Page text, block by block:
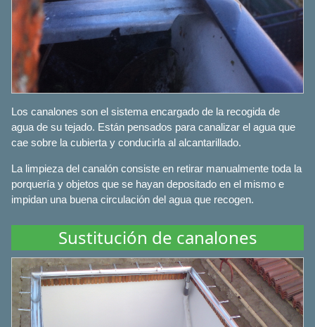
Los canalones son el sistema encargado de la recogida de
agua de su tejado. Están pensados para canalizar el agua que
cae sobre la cubierta y conducirla al alcantarillado.
La limpieza del canalón consiste en retirar manualmente toda la
porquería y objetos que se hayan depositado en el mismo e
impidan una buena circulación del agua que recogen.
Sustitución de canalones